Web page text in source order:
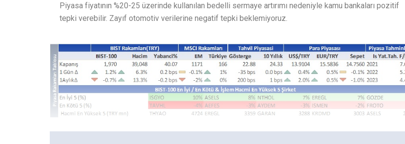
Piyasa fiyatının %20-25 üzerinde kullanılan bedelli sermaye artırımı nedeniyle kamu bankaları pozitif
tepki verebilir. Zayıf otomotiv verilerine negatif tepki beklemiyoruz.